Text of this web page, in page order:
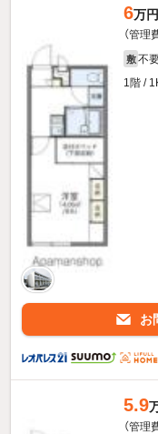
6万円
（管理
敷 不
1階 /
お
5.9
（管理